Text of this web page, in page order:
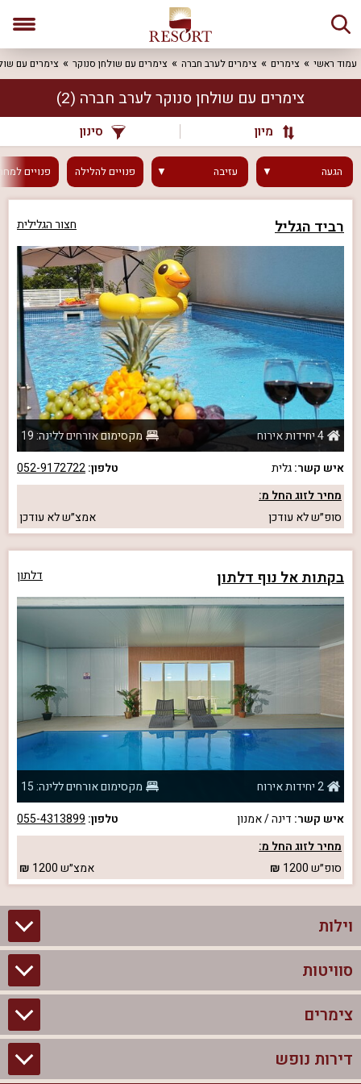
עמוד ראשי צימרים צימרים לערב חברה צימרים עם שולחן סנוקר צימרים עם
צימרים עם שולחן סנוקר לערב חברה (2)
מיון סינון
הגעה עזיבה פנוייםלהלילה פנויים
רביד הגליל חצור הגלילית
4 יחידות אירוח
מקסימום אורחים ללינה: 19
איש קשר:גלית טלפון:052-9172722
מחיר לזוג החל מ:
סופ״שלא עודכן אמצ״שלא עודכן
בקתות אל נוף דלתון דלתון
2 יחידות אירוח
מקסימום אורחים ללינה: 15
איש קשר: דינה / אמנון טלפון: 055-4313899
מחיר לזוג החל מ:
סופ״ש1200 אמצ״ש1200
וילות
וילות בצפון
וילות להשכרה
סוויטות
סוויטות בצפון
צימרים לזוגות עם בריכה פרטית
צימרים
צימרים בצפון
דירות נופש